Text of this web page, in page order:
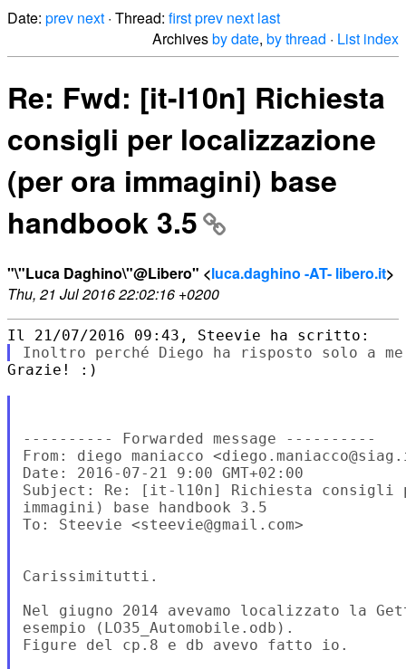
Date: prev next · Thread: firstprev next last
Archivesby date, by thread · List index
Re: Fwd: [it-l10n] Richiesta
consigli per localizzazione
(per ora immagini) base
handbook 3.5
"\"Luca Daghino\"@Libero" <luca.daghino -AT- libero.it>
Thu, 21 Jul 2016 22:02:16 +0200
Grazie! :)
---------- Forwarded message ----------
From: diego maniacco
Date: 2016-07-21 9:00 GMT+02:00
Subject: Re: [it-l10n] Richiesta consigli
immagini) base handbook 3.5
To: Steevie <steevie@gmail.com>
Carissimitutti.
Nel giugno 2014 avevamo localizzato la
esempio (LO35_Automobile.odb).
Figure del cp.8 e db avevo fatto io.